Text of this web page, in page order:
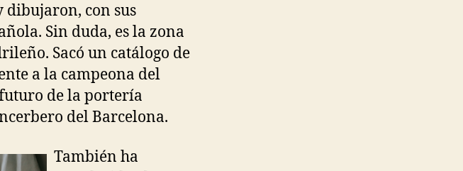
dibujaron, con sus
Sin duda, es la zona
Sacó un catálogo de
a la campeona del
de la portería
del Barcelona.
También ha